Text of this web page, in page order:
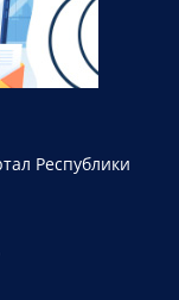
Республики